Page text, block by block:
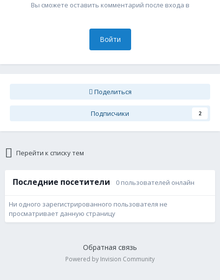
Вы сможете оставить комментарий после входа в
Войти
Поделиться
Подписчики 2
Перейти к списку тем
Последние посетители 0 пользователей онлайн
Ни одного зарегистрированного пользователя не
просматривает данную страницу
Обратная связь
Powered by Invision Community